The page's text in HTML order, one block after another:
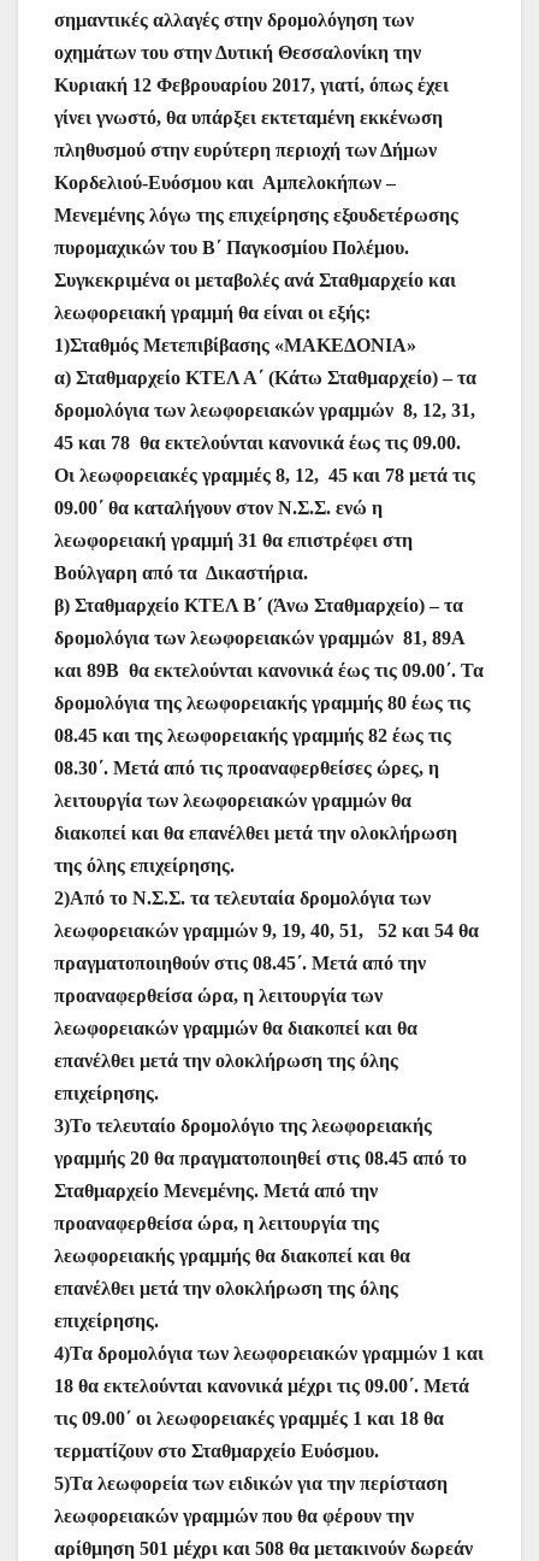
σημαντικές αλλαγές στην δρομολόγηση των
οχημάτων του στην Δυτική Θεσσαλονίκη την
Κυριακή 12 Φεβρουαρίου 2017, γιατί, όπως έχει
γίνει γνωστό, θα υπάρξει εκτεταμένη εκκένωση
πληθυσμού στην ευρύτερη περιοχή των Δήμων
Κορδελιού-Ευόσμου και Αμπελοκήπων –
Μενεμένης λόγω της επιχείρησης εξουδετέρωσης
πυρομαχικών του Β΄ Παγκοσμίου Πολέμου.
Συγκεκριμένα οι μεταβολές ανά Σταθμαρχείο και
λεωφορειακή γραμμή θα είναι οι εξής:
1)Σταθμός Μετεπιβίβασης «ΜΑΚΕΔΟΝΙΑ»
α) Σταθμαρχείο ΚΤΕΛ Α΄ (Κάτω Σταθμαρχείο) – τα
δρομολόγια των λεωφορειακών γραμμών 8, 12, 31,
45 και 78 θα εκτελούνται κανονικά έως τις 09.00.
Οι λεωφορειακές γραμμές 8, 12, 45 και 78 μετά τις
09.00΄ θα καταλήγουν στον Ν.Σ.Σ. ενώ η
λεωφορειακή γραμμή 31 θα επιστρέφει στη
Βούλγαρη από τα Δικαστήρια.
β) Σταθμαρχείο ΚΤΕΛ Β΄ (Άνω Σταθμαρχείο) – τα
δρομολόγια των λεωφορειακών γραμμών 81, 89Α
και 89Β θα εκτελούνται κανονικά έως τις 09.00΄. Τα
δρομολόγια της λεωφορειακής γραμμής 80 έως τις
08.45 και της λεωφορειακής γραμμής 82 έως τις
08.30΄. Μετά από τις προαναφερθείσες ώρες, η
λειτουργία των λεωφορειακών γραμμών θα
διακοπεί και θα επανέλθει μετά την ολοκλήρωση
της όλης επιχείρησης.
2)Από το Ν.Σ.Σ. τα τελευταία δρομολόγια των
λεωφορειακών γραμμών 9, 19, 40, 51, 52 και 54 θα
πραγματοποιηθούν στις 08.45΄. Μετά από την
προαναφερθείσα ώρα, η λειτουργία των
λεωφορειακών γραμμών θα διακοπεί και θα
επανέλθει μετά την ολοκλήρωση της όλης
επιχείρησης.
3)Το τελευταίο δρομολόγιο της λεωφορειακής
γραμμής 20 θα πραγματοποιηθεί στις 08.45 από το
Σταθμαρχείο Μενεμένης. Μετά από την
προαναφερθείσα ώρα, η λειτουργία της
λεωφορειακής γραμμής θα διακοπεί και θα
επανέλθει μετά την ολοκλήρωση της όλης
επιχείρησης.
4)Τα δρομολόγια των λεωφορειακών γραμμών 1 και
18 θα εκτελούνται κανονικά μέχρι τις 09.00΄. Μετά
τις 09.00΄ οι λεωφορειακές γραμμές 1 και 18 θα
τερματίζουν στο Σταθμαρχείο Ευόσμου.
5)Τα λεωφορεία των ειδικών για την περίσταση
λεωφορειακών γραμμών που θα φέρουν την
αρίθμηση 501 μέχρι και 508 θα μετακινούν δωρεάν